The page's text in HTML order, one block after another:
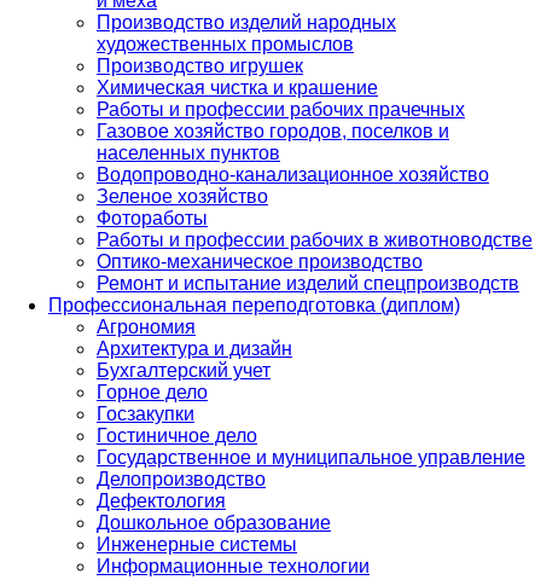
Производство изделий народных
художественных промыслов
Производство игрушек
Химическая чистка и крашение
Работы и профессии рабочих прачечных
Газовое хозяйство городов, поселков и
населенных пунктов
Водопроводно-канализационное хозяйство
Зеленое хозяйство
Фотоработы
Работы и профессии рабочих в животноводстве
Оптико-механическое производство
Ремонт и испытание изделий спецпроизводств
Профессиональная переподготовка (диплом)
Агрономия
Архитектура и дизайн
Бухгалтерский учет
Горное дело
Госзакупки
Гостиничное дело
Государственное и муниципальное управление
Делопроизводство
Дефектология
Дошкольное образование
Инженерные системы
Информационные технологии